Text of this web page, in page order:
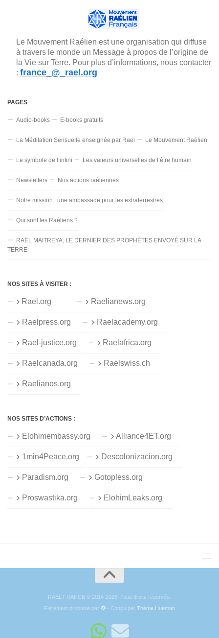
Le Mouvement Raélien est une organisation qui diffuse
à travers le monde un Message à propos de l’origine de
la Vie sur Terre. Pour plus d’informations, nous contacter
: france_@_rael.org
PAGES
Audio-books E-books gratuits
La Méditation Sensuelle enseignée par Raël Le Mouvement Raélien
Le symbole de l’infini Les valeurs universelles de l’être humain
Newsletters Nos actions raéliennes
Notre mission : une ambassade pour les extraterrestres
Qui sont les Raéliens ?
RAËL MAITREYA, LE DERNIER DES PROPHÈTES ENVOYÉ SUR LA
TERRE
NOS SITES À VISITER :
Rael.org Raelianews.org
Raelpress.org Raelacademy.org
Rael-justice.org Raelafrica.org
Raelcanada.org Raelswiss.ch
Raelianos.org
NOS SITES D’ACTIONS :
Elohimembassy.org Alliance4ET.org
1min4Peace.org Descolonizacion.org
Paradism.org Gotopless.org
Proswastika.org ElohimLeaks.org
RAËL FRANCE © 2014-2026. Tous droits réservés.
Fièrement propulsé par
- Conçu parThème Hueman